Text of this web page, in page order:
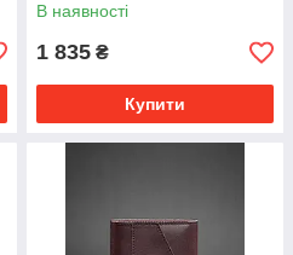
В наявності
1 835 ₴
Купити